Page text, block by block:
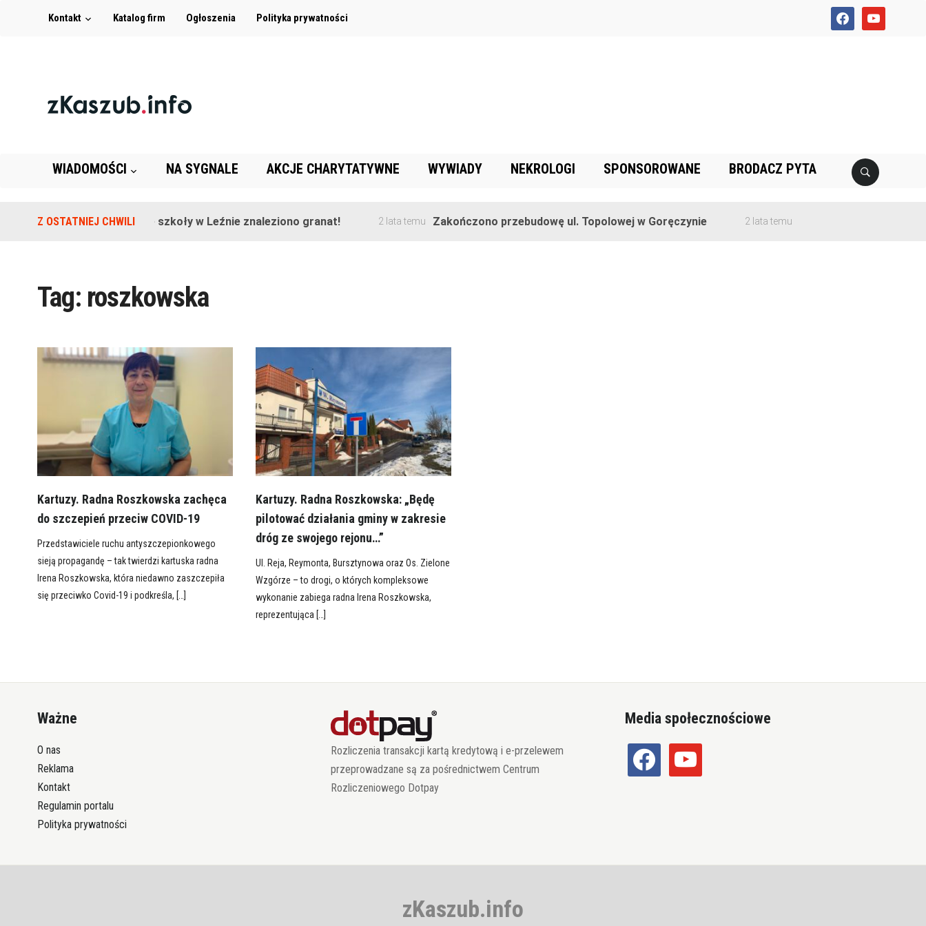
facebookyoutube
Kontakt Katalog firm Ogłoszenia Polityka prywatności
WIADOMOŚCI NA SYGNALE AKCJE CHARYTATYWNE WYWIADY NEKROLOGI SPONSOROWANE BRODACZ PYTA
Z OSTATNIEJ CHWILINa terenie szkoły w Leźnie znaleziono granat! 2 lata temu Zakończono przebudowę ul. Topolowej w Goręczynie 2 lata temu
Tag: roszkowska
Kartuzy. Radna Roszkowska zachęca
do szczepień przeciw COVID-19
Przedstawiciele ruchu antyszczepionkowego
sieją propagandę – tak twierdzi kartuska radna
Irena Roszkowska, która niedawno zaszczepiła
się przeciwko Covid-19 i podkreśla, […]
Kartuzy. Radna Roszkowska: „Będę
pilotować działania gminy w zakresie
dróg ze swojego rejonu…”
Ul. Reja, Reymonta, Bursztynowa oraz Os. Zielone
Wzgórze – to drogi, o których kompleksowe
wykonanie zabiega radna Irena Roszkowska,
reprezentująca […]
Ważne
O nas
Reklama
Kontakt
Regulamin portalu
Polityka prywatności
Rozliczenia transakcji kartą kredytową i e-przelewem
przeprowadzane są za pośrednictwem Centrum
Rozliczeniowego Dotpay
Media społecznościowe
facebook youtube
zKaszub.info